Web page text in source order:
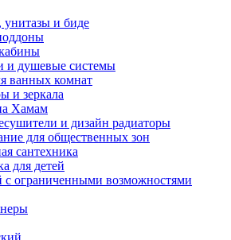
унитазы и биде
и душевые системы
ванных комнат
и зеркала
Хамам
и дизайн радиаторы
для общественных зон
сантехника
для детей
с ограниченными возможностями